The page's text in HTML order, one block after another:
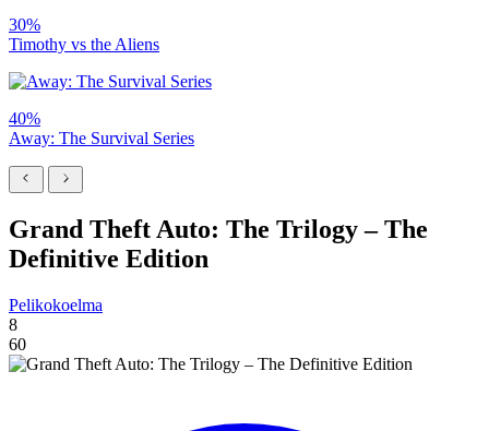
30%
Timothy vs the Aliens
40%
Away: The Survival Series
Grand Theft Auto: The Trilogy – The
Definitive Edition
Pelikokoelma
8
60